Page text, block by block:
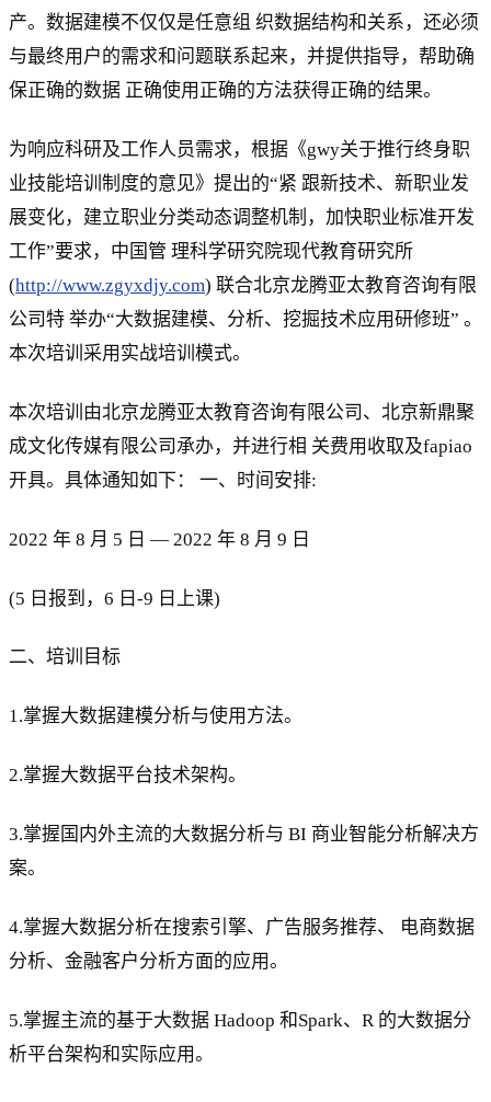
产。数据建模不仅仅是任意组 织数据结构和关系，还必须
与最终用户的需求和问题联系起来，并提供指导，帮助确
保正确的数据 正确使用正确的方法获得正确的结果。
为响应科研及工作人员需求，根据《gwy关于推行终身职
业技能培训制度的意见》提出的“紧 跟新技术、新职业发
展变化，建立职业分类动态调整机制，加快职业标准开发
工作”要求，中国管 理科学研究院现代教育研究所
(http://www.zgyxdjy.com) 联合北京龙腾亚太教育咨询有限
公司特 举办“大数据建模、分析、挖掘技术应用研修班” 。
本次培训采用实战培训模式。
本次培训由北京龙腾亚太教育咨询有限公司、北京新鼎聚
成文化传媒有限公司承办，并进行相 关费用收取及fapiao
开具。具体通知如下： 一、时间安排:
2022 年 8 月 5 日 — 2022 年 8 月 9 日
(5 日报到，6 日-9 日上课)
二、培训目标
1.掌握大数据建模分析与使用方法。
2.掌握大数据平台技术架构。
3.掌握国内外主流的大数据分析与 BI 商业智能分析解决方
案。
4.掌握大数据分析在搜索引擎、广告服务推荐、 电商数据
分析、金融客户分析方面的应用。
5.掌握主流的基于大数据 Hadoop 和Spark、R 的大数据分
析平台架构和实际应用。